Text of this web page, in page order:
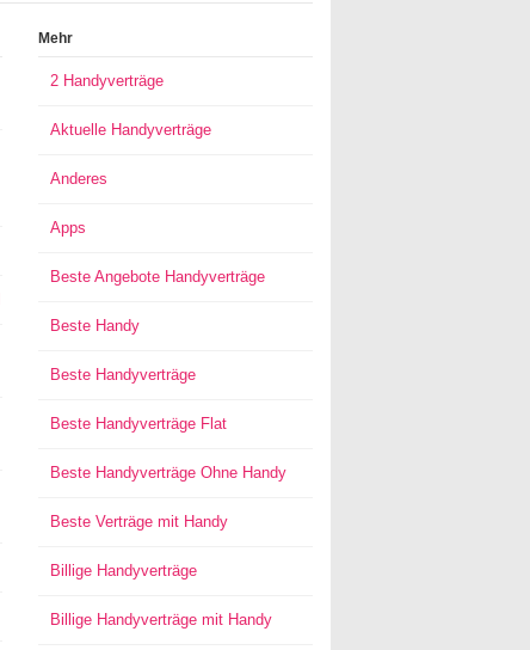
Mehr
2 Handyverträge
Aktuelle Handyverträge
Anderes
Apps
Beste Angebote Handyverträge
Beste Handy
Beste Handyverträge
Beste Handyverträge Flat
Beste Handyverträge Ohne Handy
Beste Verträge mit Handy
Billige Handyverträge
Billige Handyverträge mit Handy